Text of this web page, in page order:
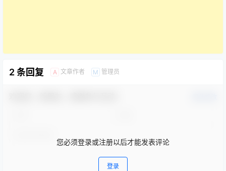
2 条回复 A 文章作者 M 管理员
您必须登录或注册以后才能发表评论
登录